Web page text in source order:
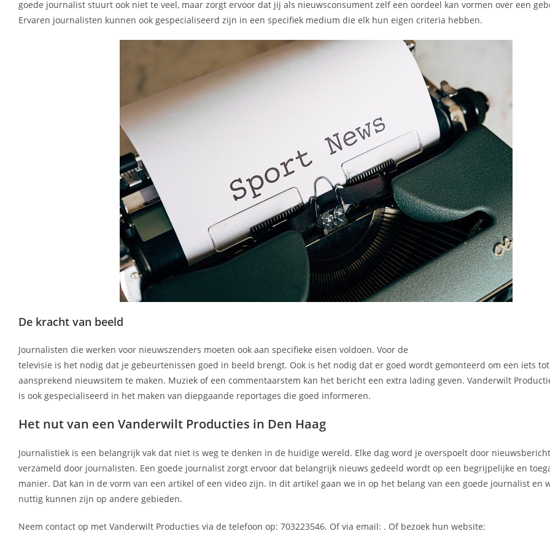
goede journalist stuurt ook niet te veel, maar zorgt ervoor dat jij als nieuwsconsument zelf een oordeel kan vormen over een
Ervaren journalisten kunnen ook gespecialiseerd zijn in een specifiek medium die elk hun eigen criteria hebben.
De kracht van beeld
Journalisten die werken voor nieuwszenders moeten ook aan specifieke eisen voldoen. Voor de
televisie is het nodig dat je gebeurtenissen goed in beeld brengt. Ook is het nodig dat er goed wordt gemonteerd om een iets
aansprekend nieuwsitem te maken. Muziek of een commentaarstem kan het bericht een extra lading geven. Vanderwilt
is ook gespecialiseerd in het maken van diepgaande reportages die goed informeren.
Het nut van een Vanderwilt Producties in Den Haag
Journalistiek is een belangrijk vak dat niet is weg te denken in de huidige wereld. Elke dag word je overspoelt door
verzameld door journalisten. Een goede journalist zorgt ervoor dat belangrijk nieuws gedeeld wordt op een begrijpelijke en
manier. Dat kan in de vorm van een artikel of een video zijn. In dit artikel gaan we in op het belang van een goede journalist en
nuttig kunnen zijn op andere gebieden.
Neem contact op met Vanderwilt Producties via de telefoon op: 703223546. Of via email: . Of bezoek hun website: